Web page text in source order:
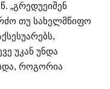
„გრედუეიშენ
თუ სახელმწიფო
უკან უნდა
როგორია